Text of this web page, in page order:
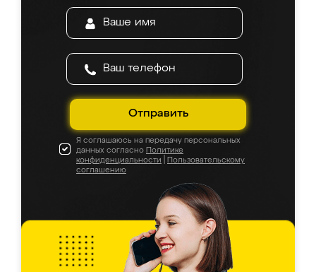
Отправить
Я соглашаюсь на передачу персональных
данных согласно Политике
конфиденциальности
Пользовательскому
соглашению